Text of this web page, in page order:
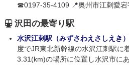
☎0197-35-4109 📍奥州市江刺愛宕
沢田の最寄り駅
水沢江刺駅（みずさわえさしえき）
度でJR東北新幹線の水沢江刺駅に
3.31(km)の場所に位置し水沢市にあ